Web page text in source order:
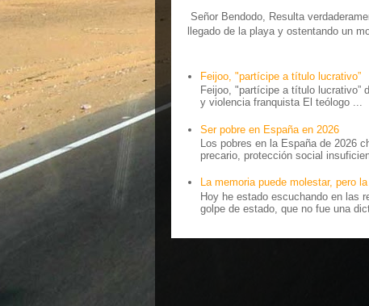
Señor Bendodo, Resulta
llegado de la playa y ostentando un
Feijoo, "partícipe a título lucrativo”
Feijoo, "partícipe a título lucrativo”
y violencia franquista El teólogo ...
Ser pobre en España en 2026
Los pobres en la España de 2026
precario, protección social
La memoria puede molestar, pero
Hoy he estado escuchando en las
golpe de estado, que no fue una